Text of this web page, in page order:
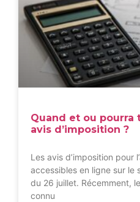
Quand et ou pourra
avis d’imposition ?
Les avis d’imposition pour
accessibles en ligne sur
du 26 juillet. Récemment,
connu